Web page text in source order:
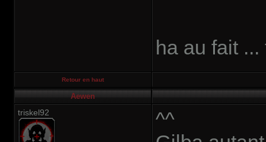
ha au fait
Retour en haut
Aewen
triskel92
^^